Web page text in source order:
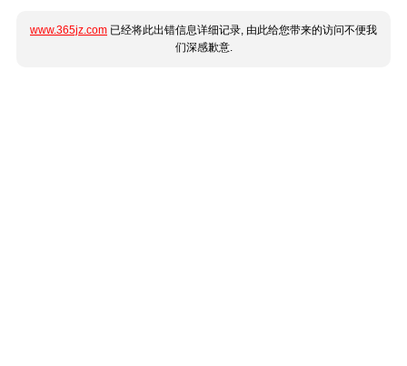
www.365jz.com 已经将此出错信息详细记录, 由此给您带来的访问不便我
们深感歉意.